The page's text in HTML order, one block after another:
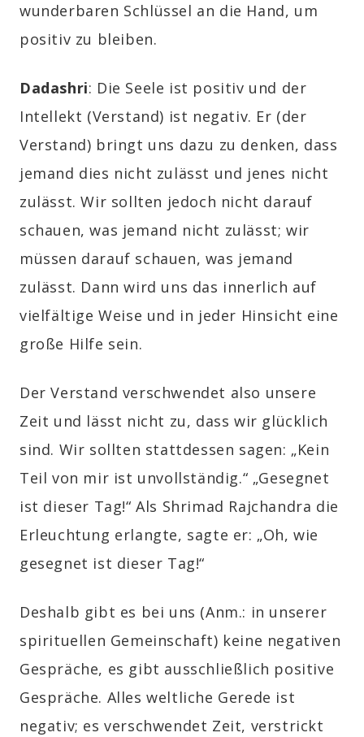
wunderbaren Schlüssel an die Hand, um
positiv zu bleiben.
Dadashri: Die Seele ist positiv und der
Intellekt (Verstand) ist negativ. Er (der
Verstand) bringt uns dazu zu denken, dass
jemand dies nicht zulässt und jenes nicht
zulässt. Wir sollten jedoch nicht darauf
schauen, was jemand nicht zulässt; wir
müssen darauf schauen, was jemand
zulässt. Dann wird uns das innerlich auf
vielfältige Weise und in jeder Hinsicht eine
große Hilfe sein.
Der Verstand verschwendet also unsere
Zeit und lässt nicht zu, dass wir glücklich
sind. Wir sollten stattdessen sagen: „Kein
Teil von mir ist unvollständig.“ „Gesegnet
ist dieser Tag!“ Als Shrimad Rajchandra die
Erleuchtung erlangte, sagte er: „Oh, wie
gesegnet ist dieser Tag!“
Deshalb gibt es bei uns (Anm.: in unserer
spirituellen Gemeinschaft) keine negativen
Gespräche, es gibt ausschließlich positive
Gespräche. Alles weltliche Gerede ist
negativ; es verschwendet Zeit, verstrickt